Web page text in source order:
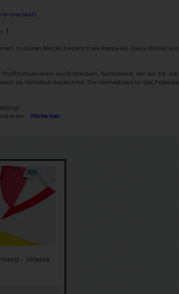
checklist/
❗
in diesen Blocks besteht freie Platzwahl. Diese Blocks
Profifußballverein aus Rotterdam, Südholland, der am 19.
als Volksklub bezeichnet. Die Heimatbasis ist das
mehr... Klicke hier
- Vitesse